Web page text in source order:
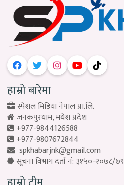
हाम्रो बारेमा
स्पेशल मिडिया नेपाल प्रा.लि.
जनकपुरधाम, मधेश प्रदेश
+977-9844126588
+977-9807672844
spkhabarjnk@gmail.com
सूचना विभाग दर्ता नं: ३१५०-२०७८/७९